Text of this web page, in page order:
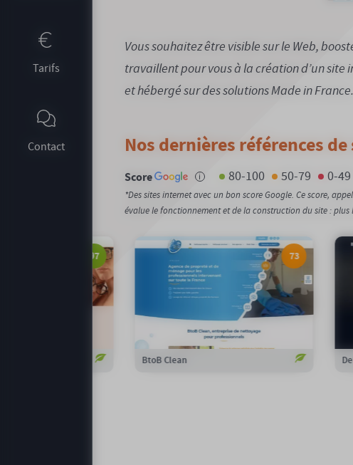
Tarifs
Contact
Vous souhaitez être visible sur le Web,
travaillent pour vous à la création d’un
et hébergé sur des solutions Made in France.
Nos dernières références
Score i 80-100 50-79 0-49
*Des sites internet avec un bon score Google. Ce score,
évalue le fonctionnement et de la construction du site : plus
99
Emission carbone :
87
Cuisines et Solutions
Notation Google :
87/100
Emission carbone :
0,41gCO2/page
Compensation carbone :
100%
Voir le site